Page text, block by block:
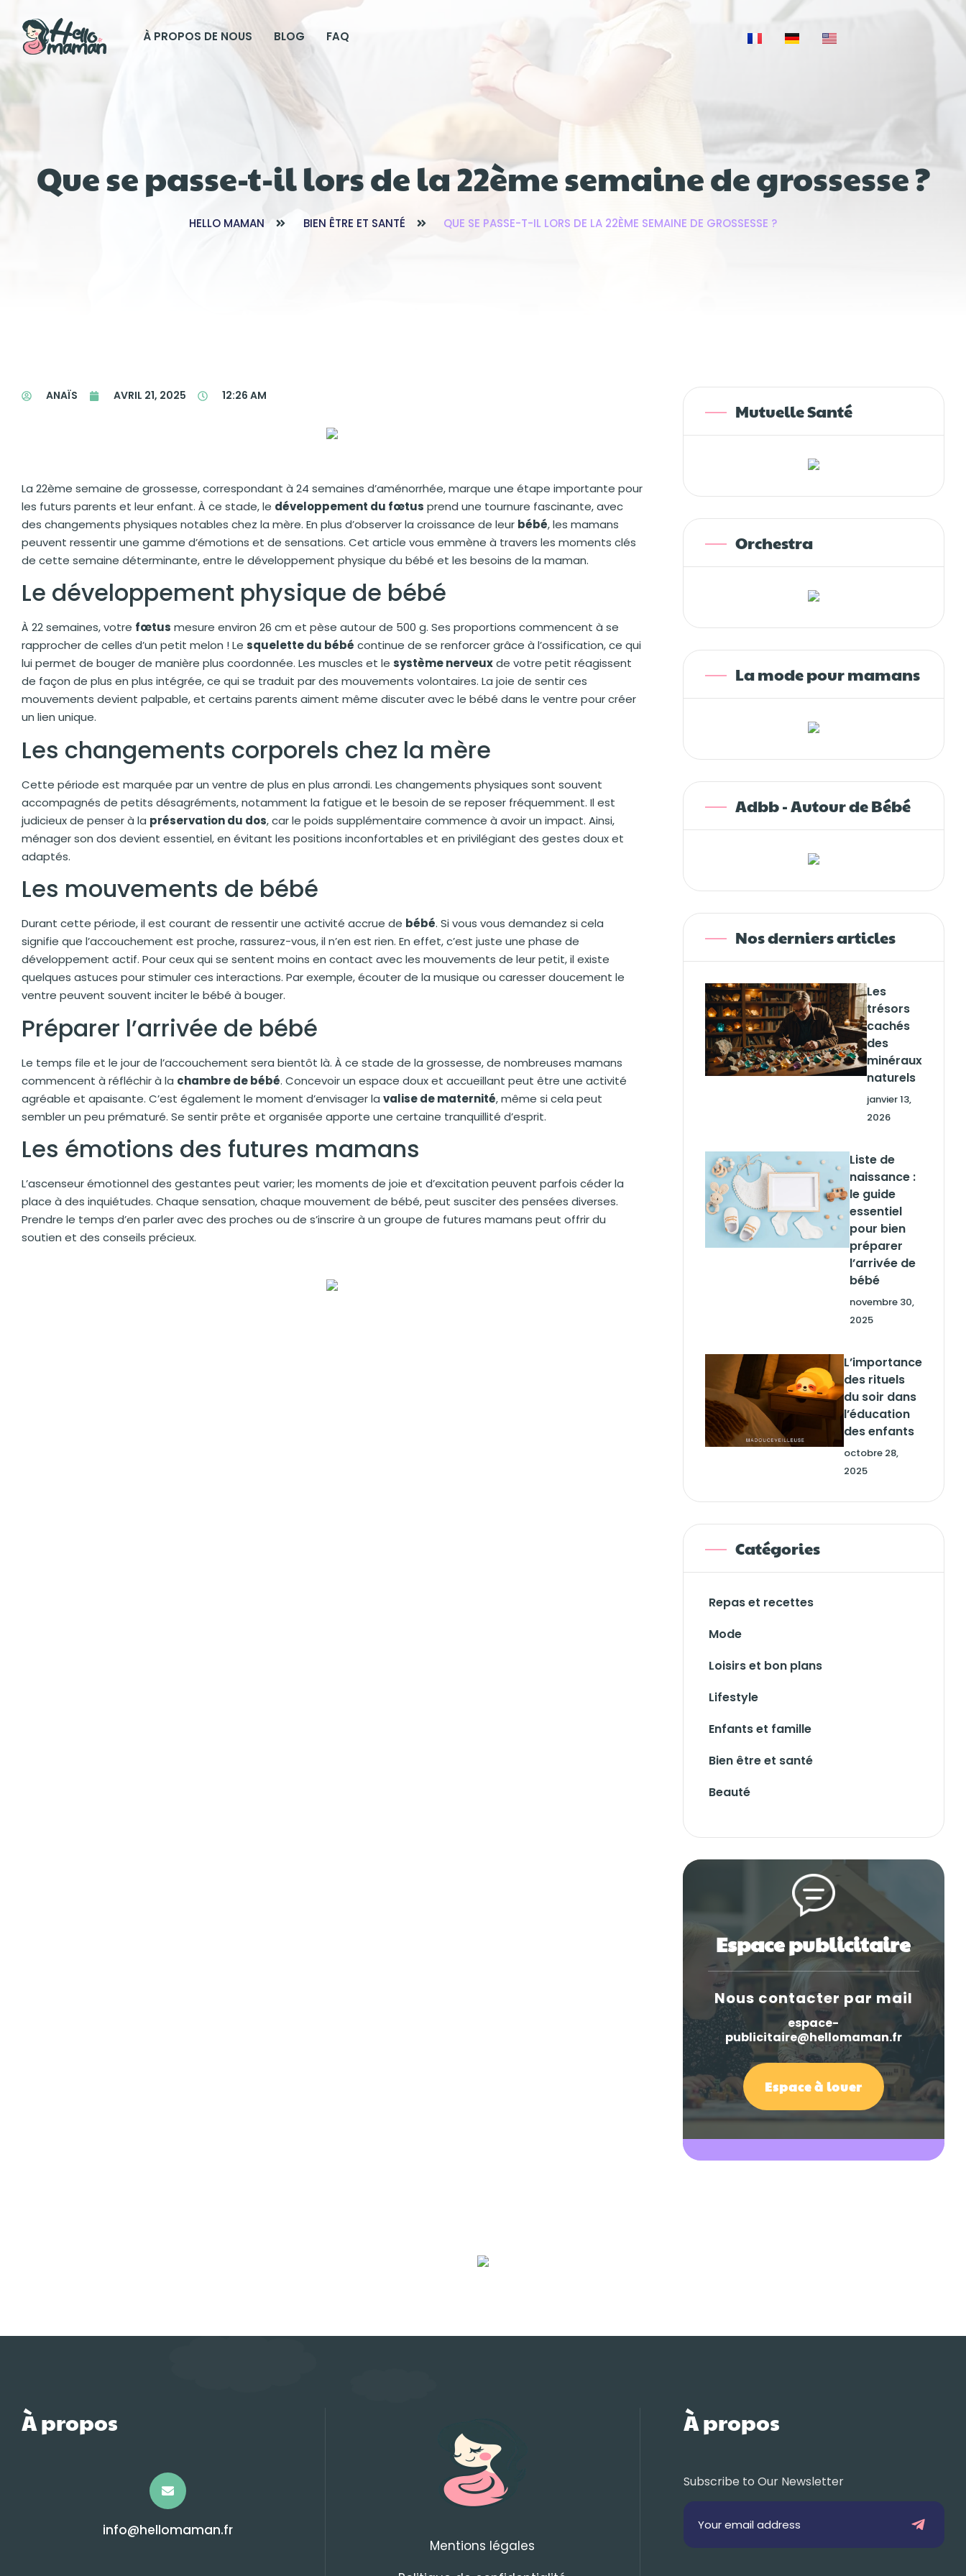
À PROPOS DE NOUS BLOG FAQ
Que se passe-t-il lors de la 22ème semaine de grossesse ?
HELLO MAMAN BIEN ÊTRE ET SANTÉ QUE SE PASSE-T-IL LORS DE LA 22ÈME SEMAINE DE GROSSESSE ?
ANAÏS AVRIL 21, 2025 12:26 AM
La 22ème semaine de grossesse, correspondant à 24 semaines d’aménorrhée, marque une étape importante pour
les futurs parents et leur enfant. À ce stade, le développement du fœtus prend une tournure fascinante, avec
des changements physiques notables chez la mère. En plus d’observer la croissance de leur bébé, les mamans
peuvent ressentir une gamme d’émotions et de sensations. Cet article vous emmène à travers les moments clés
de cette semaine déterminante, entre le développement physique du bébé et les besoins de la maman.
Le développement physique de bébé
À 22 semaines, votre fœtus mesure environ 26 cm et pèse autour de 500 g. Ses proportions commencent à se
rapprocher de celles d’un petit melon ! Le squelette du bébé continue de se renforcer grâce à l’ossification, ce qui
lui permet de bouger de manière plus coordonnée. Les muscles et le système nerveuxde votre petit réagissent
de façon de plus en plus intégrée, ce qui se traduit par des mouvements volontaires. La joie de sentir ces
mouvements devient palpable, et certains parents aiment même discuter avec le bébé dans le ventre pour créer
un lien unique.
Les changements corporels chez la mère
Cette période est marquée par un ventre de plus en plus arrondi. Les changements physiques sont souvent
accompagnés de petits désagréments, notamment la fatigue et le besoin de se reposer fréquemment. Il est
judicieux de penser à la préservation du dos, car le poids supplémentaire commence à avoir un impact. Ainsi,
ménager son dos devient essentiel, en évitant les positions inconfortables et en privilégiant des gestes doux et
adaptés.
Les mouvements de bébé
Durant cette période, il est courant de ressentir une activité accrue de bébé. Si vous vous demandez si cela
signifie que l’accouchement est proche, rassurez-vous, il n’en est rien. En effet, c’est juste une phase de
développement actif. Pour ceux qui se sentent moins en contact avec les mouvements de leur petit, il existe
quelques astuces pour stimuler ces interactions. Par exemple, écouter de la musique ou caresser doucement le
ventre peuvent souvent inciter le bébé à bouger.
Préparer l’arrivée de bébé
Le temps file et le jour de l’accouchement sera bientôt là. À ce stade de la grossesse, de nombreuses mamans
commencent à réfléchir à la chambre de bébé. Concevoir un espace doux et accueillant peut être une activité
agréable et apaisante. C’est également le moment d’envisager la valise de maternité, même si cela peut
sembler un peu prématuré. Se sentir prête et organisée apporte une certaine tranquillité d’esprit.
Les émotions des futures mamans
L’ascenseur émotionnel des gestantes peut varier; les moments de joie et d’excitation peuvent parfois céder la
place à des inquiétudes. Chaque sensation, chaque mouvement de bébé, peut susciter des pensées diverses.
Prendre le temps d’en parler avec des proches ou de s’inscrire à un groupe de futures mamans peut offrir du
soutien et des conseils précieux.
Mutuelle Santé
Orchestra
La mode pour mamans
Adbb - Autour de Bébé
Nos derniers articles
Les
trésors
cachés
des
minéraux
naturels
janvier 13,
2026
Liste de
naissance :
le guide
essentiel
pour bien
préparer
l’arrivée de
bébé
novembre 30,
2025
L’importance
des rituels
du soir dans
l’éducation
des enfants
octobre 28,
2025
Catégories
Repas et recettes
Mode
Loisirs et bon plans
Lifestyle
Enfants et famille
Bien être et santé
Beauté
Espace publicitaire
Nous contacter par mail
espace-
publicitaire@hellomaman.fr
Espace à louer
À propos
info@hellomaman.fr
Mentions légales
À propos
Subscribe to Our Newsletter